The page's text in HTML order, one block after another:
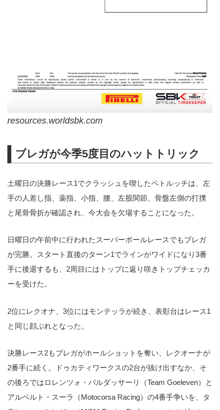
resources.worldsbk.com
ブレガが今季5度目のハットトリック
土曜日の決勝レース1でクラッシュを喫したペトルッチは、左
手の人差し指、薬指、小指、腰、左股関節、骨盤左側の打撲
と尾骨骨折が確認され、今大会を欠場することになった。
日曜日の午前中に行われたスーパーポールレースでもブレガ
が完勝。スタート直後のターン1でラインがワイドになり3番
手に後退するも、2周目にはトップに返り咲きトップチェッカ
ーを受けた。
2位にレクオナ、3位にはモンテッラが続き、表彰台はレース1
と同じ顔ぶれとなった。
決勝レース2もブレガがホールショットを奪い、レクオーナが
2番手に続く。ドゥカティワークスの2台が抜け出すなか、そ
の後ろではロレンツォ・バルダッサーリ（Team Goeleven）と
アルベルト・スーラ（Motocorsa Racing）の4番手争いを、タ